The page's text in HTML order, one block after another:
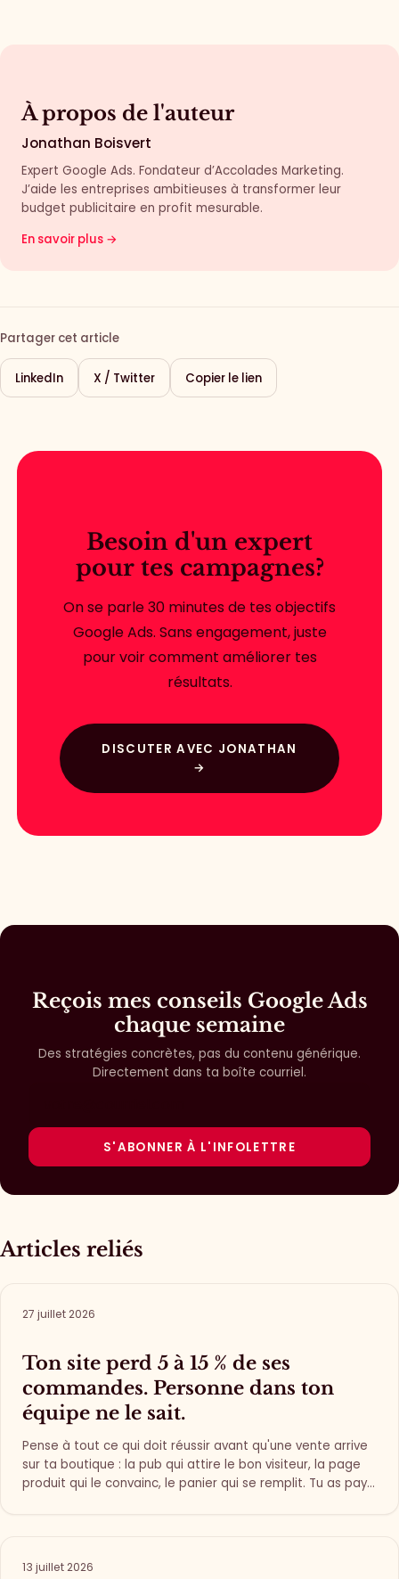
À propos de l'auteur
Jonathan Boisvert
Expert Google Ads. Fondateur d’Accolades Marketing.
J’aide les entreprises ambitieuses à transformer leur
budget publicitaire en profit mesurable.
En savoir plus →
Partager cet article
LinkedIn X / Twitter Copier le lien
Besoin d'un expert
pour tes campagnes?
On se parle 30 minutes de tes objectifs
Google Ads. Sans engagement, juste
pour voir comment améliorer tes
résultats.
DISCUTER AVEC JONATHAN
→
Reçois mes conseils Google Ads
chaque semaine
Des stratégies concrètes, pas du contenu générique.
Directement dans ta boîte courriel.
S'ABONNER À L'INFOLETTRE
Articles reliés
27 juillet 2026
Ton site perd 5 à 15 % de ses
commandes. Personne dans ton
équipe ne le sait.
Pense à tout ce qui doit réussir avant qu'une vente arrive
sur ta boutique : la pub qui attire le bon visiteur, la page
produit qui le convainc, le panier qui se remplit. Tu as payé
13 juillet 2026